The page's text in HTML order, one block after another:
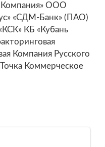
Компания» ООО
«СДМ-Банк» (ПАО)
КБ «Кубань
Компания Русского
Коммерческое